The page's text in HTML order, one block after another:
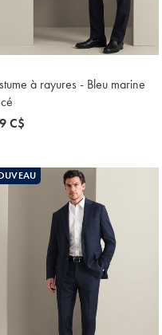
à rayures - Bleu marine
C$